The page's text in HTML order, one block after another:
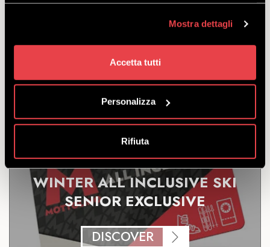
Mostra dettagli
Accetta tutti
Personalizza
Rifiuta
Livigno skipass + ski, helmet and boot rental for those
who want to enjoy every descent to the fullest, born
in 1961 or earlier.
from€88.50
WINTER ALL INCLUSIVE SKI
SENIOR EXCLUSIVE
DISCOVER